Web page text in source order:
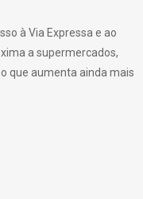
à Via Expressa e ao
a supermercados,
que aumenta ainda mais